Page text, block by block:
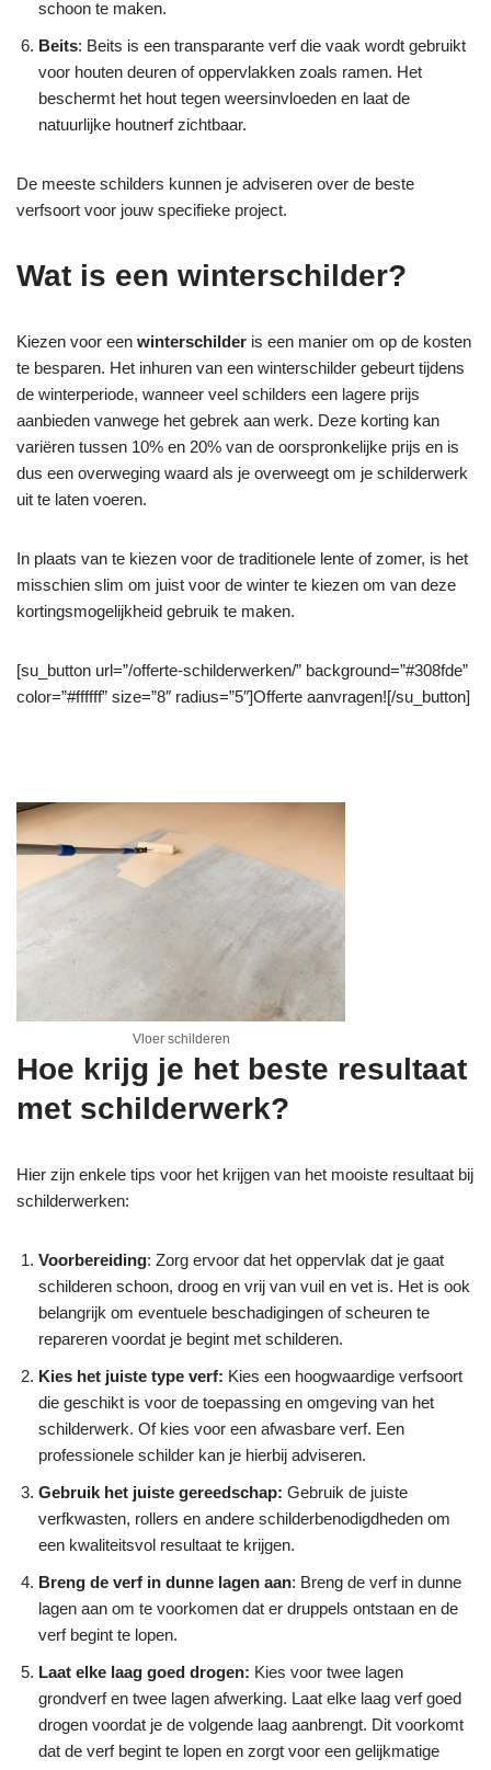
schoon te maken.
Beits: Beits is een transparante verf die vaak wordt gebruikt
voor houten deuren of oppervlakken zoals ramen. Het
beschermt het hout tegen weersinvloeden en laat de
natuurlijke houtnerf zichtbaar.
De meeste schilders kunnen je adviseren over de beste
verfsoort voor jouw specifieke project.
Wat is een winterschilder?
Kiezen voor een winterschilder is een manier om op de kosten
te besparen. Het inhuren van een winterschilder gebeurt tijdens
de winterperiode, wanneer veel schilders een lagere prijs
aanbieden vanwege het gebrek aan werk. Deze korting kan
variëren tussen 10% en 20% van de oorspronkelijke prijs en is
dus een overweging waard als je overweegt om je schilderwerk
uit te laten voeren.
In plaats van te kiezen voor de traditionele lente of zomer, is het
misschien slim om juist voor de winter te kiezen om van deze
kortingsmogelijkheid gebruik te maken.
[su_button url=”/offerte-schilderwerken/” background=”#308fde”
color=”#ffffff” size=”8″ radius=”5″]Offerte aanvragen![/su_button]
Vloer schilderen
Hoe krijg je het beste resultaat
met schilderwerk?
Hier zijn enkele tips voor het krijgen van het mooiste resultaat bij
schilderwerken:
Voorbereiding: Zorg ervoor dat het oppervlak dat je gaat
schilderen schoon, droog en vrij van vuil en vet is. Het is ook
belangrijk om eventuele beschadigingen of scheuren te
repareren voordat je begint met schilderen.
Kies het juiste type verf: Kies een hoogwaardige verfsoort
die geschikt is voor de toepassing en omgeving van het
schilderwerk. Of kies voor een afwasbare verf. Een
professionele schilder kan je hierbij adviseren.
Gebruik het juiste gereedschap: Gebruik de juiste
verfkwasten, rollers en andere schilderbenodigdheden om
een kwaliteitsvol resultaat te krijgen.
Breng de verf in dunne lagen aan: Breng de verf in dunne
lagen aan om te voorkomen dat er druppels ontstaan en de
verf begint te lopen.
Laat elke laag goed drogen: Kies voor twee lagen
grondverf en twee lagen afwerking. Laat elke laag verf goed
drogen voordat je de volgende laag aanbrengt. Dit voorkomt
dat de verf begint te lopen en zorgt voor een gelijkmatige